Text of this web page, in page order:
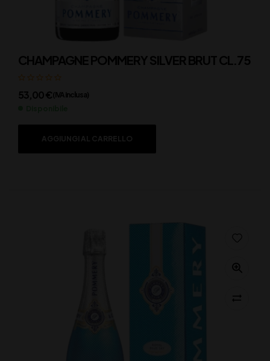
CHAMPAGNE POMMERY SILVER BRUT CL.75
53,00€(IVA inclusa)
AGGIUNGI AL CARRELLO